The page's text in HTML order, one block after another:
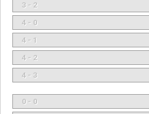
3 - 2
4 - 0
4 - 1
4 - 2
4 - 3
0 - 0